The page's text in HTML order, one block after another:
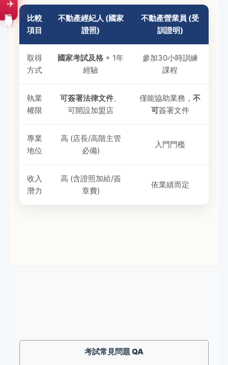
✈️
比較
項目
不動產經紀人 (國家
證照)
不動產營業員 (受
訓證明)
取得
方式
國家考試及格 + 1年
經驗
參加30小時訓練
課程
執業
權限
可簽署法律文件
可開設加盟店
僅能協助業務，不
可簽署文件
專業
地位
高 (店長/高階主管
必備)
入門門檻
收入
潛力
高 (含證照加給/簽
章費)
依業績而定
考試常見問題 QA